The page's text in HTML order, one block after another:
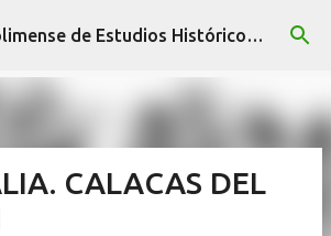
al contenido principal Sociedad Colimense de Estudios Históricos A. C.
CALACAS DEL